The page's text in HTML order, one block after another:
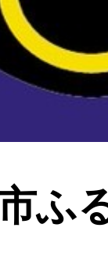
ふ